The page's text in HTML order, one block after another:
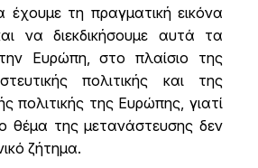
έχουμε τη πραγματική εικόνα
να διεκδικήσουμε αυτά τα
Ευρώπη, στο πλαίσιο της
πολιτικής και της
πολιτικής της Ευρώπης, γιατί
θέμα της μετανάστευσης δεν
ζήτημα.